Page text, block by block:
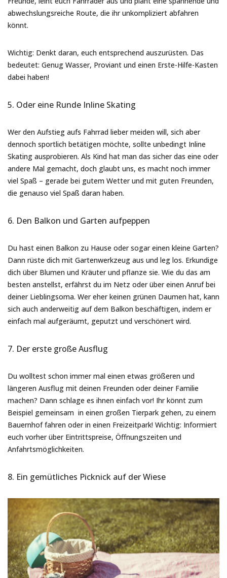
abwechslungsreiche Route, die ihr unkompliziert abfahren
könnt.
Wichtig: Denkt daran, euch entsprechend auszurüsten. Das
bedeutet: Genug Wasser, Proviant und einen Erste-Hilfe-Kasten
dabei haben!
5. Oder eine Runde Inline Skating
Wer den Aufstieg aufs Fahrrad lieber meiden will, sich aber
dennoch sportlich betätigen möchte, sollte unbedingt Inline
Skating ausprobieren. Als Kind hat man das sicher das eine oder
andere Mal gemacht, doch glaubt uns, es macht noch immer
viel Spaß – gerade bei gutem Wetter und mit guten Freunden,
die genauso viel Spaß daran haben.
6. Den Balkon und Garten aufpeppen
Du hast einen Balkon zu Hause oder sogar einen kleine Garten?
Dann rüste dich mit Gartenwerkzeug aus und leg los. Erkundige
dich über Blumen und Kräuter und pflanze sie. Wie du das am
besten anstellst, erfährst du im Netz oder über einen Anruf bei
deiner Lieblingsoma. Wer eher keinen grünen Daumen hat, kann
sich auch anderweitig auf dem Balkon beschäftigen, indem er
einfach mal aufgeräumt, geputzt und verschönert wird.
7. Der erste große Ausflug
Du wolltest schon immer mal einen etwas größeren und
längeren Ausflug mit deinen Freunden oder deiner Familie
machen? Dann schlage es ihnen einfach vor! Ihr könnt zum
Beispiel gemeinsam in einen großen Tierpark gehen, zu einem
Bauernhof fahren oder in einen Freizeitpark! Wichtig: Informiert
euch vorher über Eintrittspreise, Öffnungszeiten und
Anfahrtsmöglichkeiten.
8. Ein gemütliches Picknick auf der Wiese